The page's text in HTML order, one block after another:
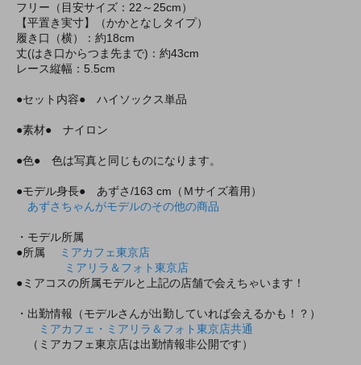
フリー（目安サイズ：22～25cm）
【平置き実寸】（かかとなしタイプ）
履き口（横）：約18cm
丈(はき口からつま先まで)：約43cm
レース縦幅：5.5cm
●セット内容● ハイソックス単品
●素材● ナイロン
●色● 色は写真と同じものになります。
●モデル身長● あずさ/163 cm（Ｍサイズ着用）
あずさちゃんがモデルのその他の商品
・モデル所属
●所属
ミアカフェ東京店
ミアリラ＆フォト東京店
●ミアコスの所属モデルと上記の店舗で会えちゃいます！
・出勤情報（モデルさんが出勤していれば会えるかも！？）
ミアカフェ・ミアリラ＆フォト東京店共通
（ミアカフェ東京店は出勤情報非公開です）